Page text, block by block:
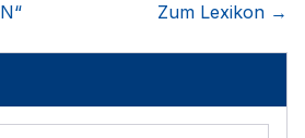
N“ Zum Lexikon →